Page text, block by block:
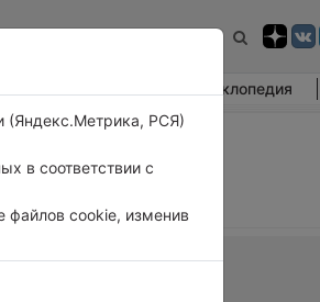
Энциклопедия
(Яндекс.Метрика, РСЯ)
в соответствии с
файлов cookie, изменив